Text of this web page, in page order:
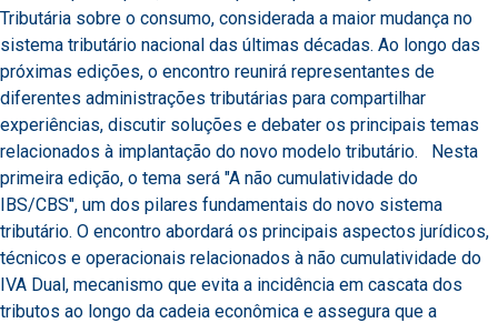
Tributária sobre o consumo, considerada a maior mudança no
sistema tributário nacional das últimas décadas. Ao longo das
próximas edições, o encontro reunirá representantes de
diferentes administrações tributárias para compartilhar
experiências, discutir soluções e debater os principais temas
relacionados à implantação do novo modelo tributário. Nesta
primeira edição, o tema será "A não cumulatividade do
IBS/CBS", um dos pilares fundamentais do novo sistema
tributário. O encontro abordará os principais aspectos jurídicos,
técnicos e operacionais relacionados à não cumulatividade do
IVA Dual, mecanismo que evita a incidência em cascata dos
tributos ao longo da cadeia econômica e assegura que a